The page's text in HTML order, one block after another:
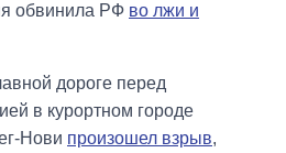
обвинила РФ во лжи и
дороге перед
в курортном городе
Нови произошел взрыв,